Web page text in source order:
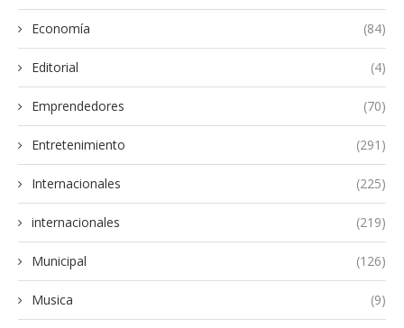
Economía (84)
Editorial (4)
Emprendedores (70)
Entretenimiento (291)
Internacionales (225)
internacionales (219)
Municipal (126)
Musica (9)